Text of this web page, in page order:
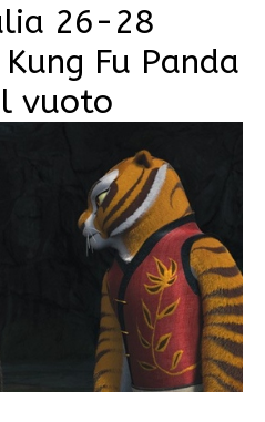
26-28
Fu Panda
vuoto